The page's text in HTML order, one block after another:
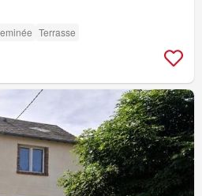
Terrasse